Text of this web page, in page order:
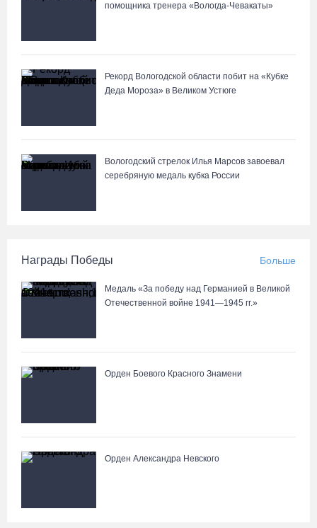
помощника тренера «Вологда-Чевакаты»
Рекорд Вологодской области побит на «Кубке
Деда Мороза» в Великом Устюге
Вологодский стрелок Илья Марсов завоевал
серебряную медаль кубка России
Награды Победы Больше
Медаль «За победу над Германией в Великой
Отечественной войне 1941—1945 гг.»
Орден Боевого Красного Знамени
Орден Александра Невского